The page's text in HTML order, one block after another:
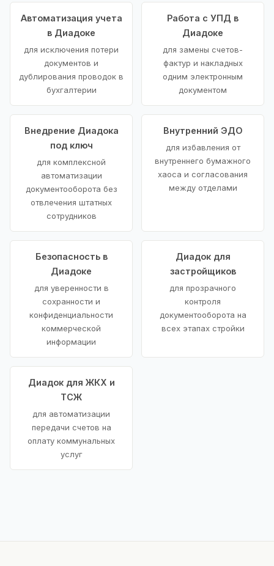
Автоматизация учета
в Диадоке
для исключения потери
документов и
дублирования проводок в
бухгалтерии
Работа с УПД в
Диадоке
для замены счетов-
фактур и накладных
одним электронным
документом
Внедрение Диадока
под ключ
для комплексной
автоматизации
документооборота без
отвлечения штатных
сотрудников
Внутренний ЭДО
для избавления от
внутреннего бумажного
хаоса и согласования
между отделами
Безопасность в
Диадоке
для уверенности в
сохранности и
конфиденциальности
коммерческой
информации
Диадок для
застройщиков
для прозрачного
контроля
документооборота на
всех этапах стройки
Диадок для ЖКХ и
ТСЖ
для автоматизации
передачи счетов на
оплату коммунальных
услуг